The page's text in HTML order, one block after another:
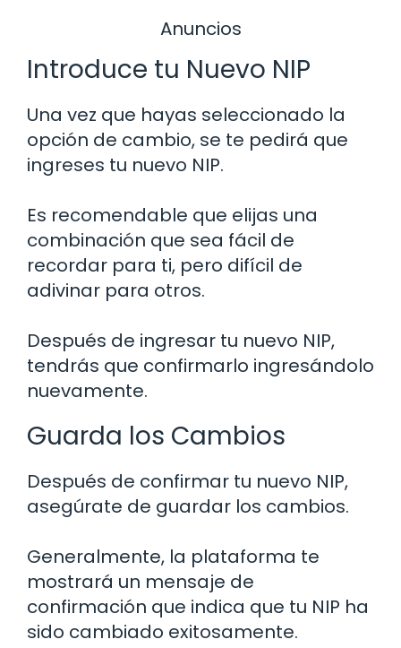
Anuncios
Introduce tu Nuevo NIP
Una vez que hayas seleccionado la
opción de cambio, se te pedirá que
ingreses tu nuevo NIP.
Es recomendable que elijas una
combinación que sea fácil de
recordar para ti, pero difícil de
adivinar para otros.
Después de ingresar tu nuevo NIP,
tendrás que confirmarlo ingresándolo
nuevamente.
Guarda los Cambios
Después de confirmar tu nuevo NIP,
asegúrate de guardar los cambios.
Generalmente, la plataforma te
mostrará un mensaje de
confirmación que indica que tu NIP ha
sido cambiado exitosamente.